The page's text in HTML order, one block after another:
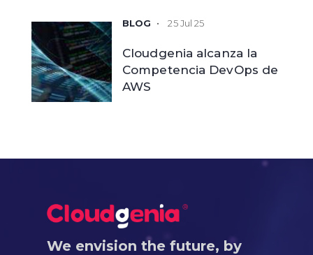
Cloudgenia alcanza la
Competencia DevOps de
AWS
25 Jul 25
We envision the future, by